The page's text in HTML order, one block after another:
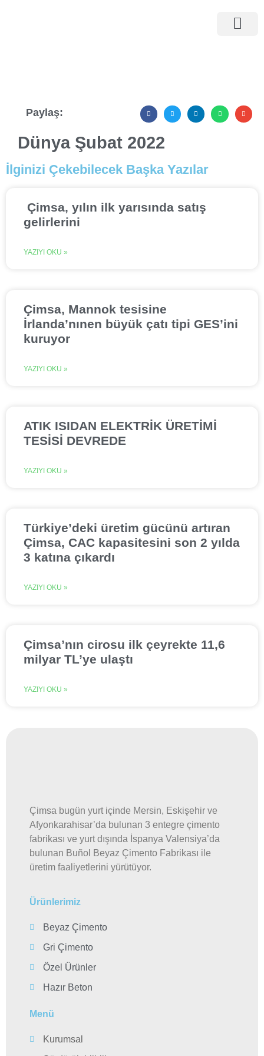
Paylaş:
Dünya Şubat 2022
İlginizi Çekebilecek Başka Yazılar
Çimsa, yılın ilk yarısında satış
gelirlerini
YAZIYI OKU »
Çimsa, Mannok tesisine
İrlanda’nınen büyük çatı tipi GES’ini
kuruyor
YAZIYI OKU »
ATIK ISIDAN ELEKTRİK ÜRETİMİ
TESİSİ DEVREDE
YAZIYI OKU »
Türkiye’deki üretim gücünü artıran
Çimsa, CAC kapasitesini son 2 yılda
3 katına çıkardı
YAZIYI OKU »
Çimsa’nın cirosu ilk çeyrekte 11,6
milyar TL’ye ulaştı
YAZIYI OKU »
Çimsa bugün yurt içinde Mersin, Eskişehir ve
Afyonkarahisar’da bulunan 3 entegre çimento
fabrikası ve yurt dışında İspanya Valensiya’da
bulunan Buñol Beyaz Çimento Fabrikası ile
üretim faaliyetlerini yürütüyor.
Ürünlerimiz
Beyaz Çimento
Gri Çimento
Özel Ürünler
Hazır Beton
Menü
Kurumsal